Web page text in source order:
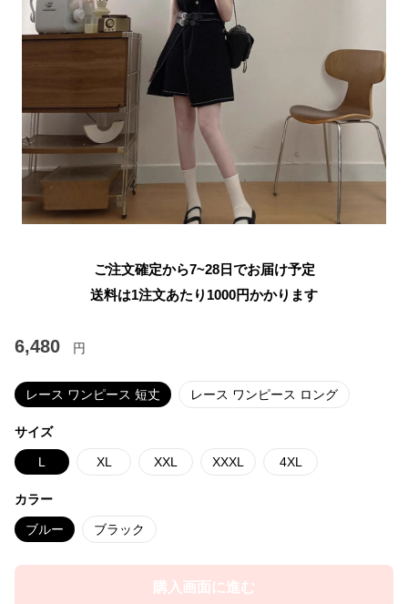
ご注文確定から7~28日でお届け予定
送料は1注文あたり 1000円かかります
6,480 円
レース ワンピース 短丈 レース ワンピース ロング
サイズ
L XL XXL XXXL 4XL
カラー
ブルー ブラック
購入画面に進む